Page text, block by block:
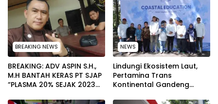
Menyeluruh
BREAKING NEWS
BREAKING: ADV ASPIN S.H.,
M.H BANTAH KERAS PT SJAP
“PLASMA 20% SEJAK 2023
NEWS
Lindungi Ekosistem Laut,
Pertamina Trans
Kontinental Gandeng